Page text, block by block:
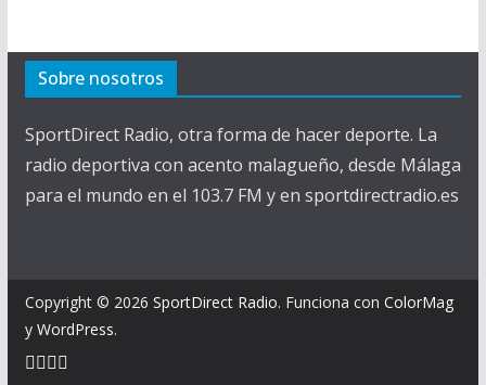
Sobre nosotros
SportDirect Radio, otra forma de hacer deporte. La
radio deportiva con acento malagueño, desde Málaga
para el mundo en el 103.7 FM y en sportdirectradio.es
Copyright © 2026 SportDirect Radio. Funciona con ColorMag
y WordPress.